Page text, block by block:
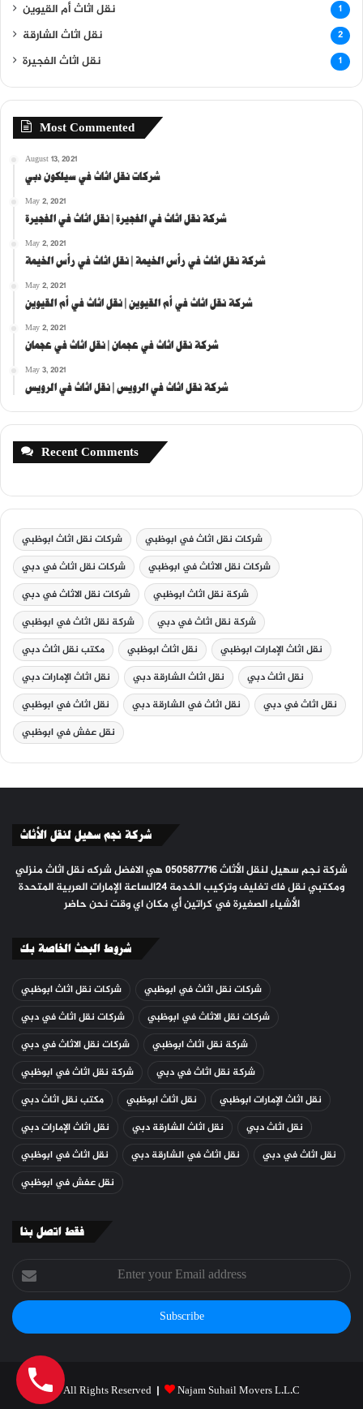
نقل اثاث أم القيوين 1
نقل اثاث الشارقة 2
نقل اثاث الفجيرة 1
Most Commented
August 13, 2021
شركات نقل اثاث في سيلكون دبي
May 2, 2021
شركة نقل اثاث في الفجيرة | نقل اثاث في الفجيرة
May 2, 2021
شركة نقل اثاث في رأس الخيمة | نقل اثاث في رأس الخيمة
May 2, 2021
شركة نقل اثاث في أم القيوين | نقل اثاث في أم القيوين
May 2, 2021
شركة نقل اثاث في عجمان | نقل اثاث في عجمان
May 3, 2021
شركة نقل اثاث في الرويس | نقل اثاث في الرويس
Recent Comments
شركات نقل اثاث ابوظبي
شركات نقل اثاث في ابوظبي
شركات نقل اثاث في دبي
شركات نقل الاثاث في ابوظبي
شركات نقل الاثاث في دبي
شركة نقل اثاث ابوظبي
شركة نقل اثاث في ابوظبي
شركة نقل اثاث في دبي
مكتب نقل اثاث دبي
نقل اثاث ابوظبي
نقل اثاث الإمارات ابوظبي
نقل اثاث الإمارات دبي
نقل اثاث الشارقة دبي
نقل اثاث دبي
نقل اثاث في ابوظبي
نقل اثاث في الشارقة دبي
نقل اثاث في دبي
نقل عفش في ابوظبي
شركة نجم سهيل لنقل الأثاث
شركة نجم سهيل لنقل الأثاث 0505877716 هي الافضل شركه نقل اثاث منزلي
ومكتبي نقل فك تغليف وتركيب الخدمة ٢٤الساعة الإمارات العربية المتحدة
الأشياء الصغيرة في كراتين أي مكان اي وقت نحن حاضر
شروط البحث الخاصة بك
شركات نقل اثاث ابوظبي
شركات نقل اثاث في ابوظبي
شركات نقل اثاث في دبي
شركات نقل الاثاث في ابوظبي
شركات نقل الاثاث في دبي
شركة نقل اثاث ابوظبي
شركة نقل اثاث في ابوظبي
شركة نقل اثاث في دبي
مكتب نقل اثاث دبي
نقل اثاث ابوظبي
نقل اثاث الإمارات ابوظبي
نقل اثاث الإمارات دبي
نقل اثاث الشارقة دبي
نقل اثاث دبي
نقل اثاث في ابوظبي
نقل اثاث في الشارقة دبي
نقل اثاث في دبي
نقل عفش في ابوظبي
فقط اتصل بنا
Enter
your
Email
address
All Rights Reserved | Najam Suhail Movers L.L.C